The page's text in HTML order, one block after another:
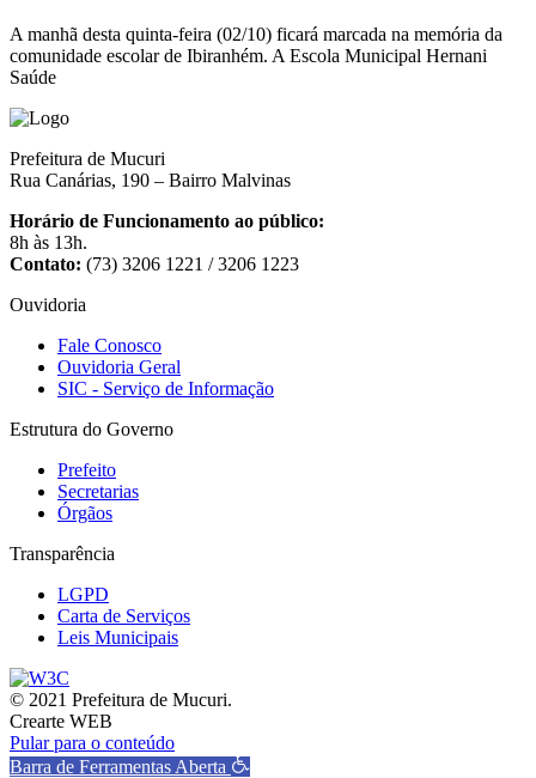
A manhã desta quinta-feira (02/10) ficará marcada na memória da
comunidade escolar de Ibiranhém. A Escola Municipal Hernani
Saúde
Prefeitura de Mucuri
Rua Canárias, 190 – Bairro Malvinas
Horário de Funcionamento ao público:
8h às 13h.
Contato: (73) 3206 1221 / 3206 1223
Ouvidoria
Fale Conosco
Ouvidoria Geral
SIC - Serviço de Informação
Estrutura do Governo
Prefeito
Secretarias
Órgãos
Transparência
LGPD
Carta de Serviços
Leis Municipais
© 2021 Prefeitura de Mucuri.
Crearte WEB
Pular para o conteúdo
Barra de Ferramentas Aberta